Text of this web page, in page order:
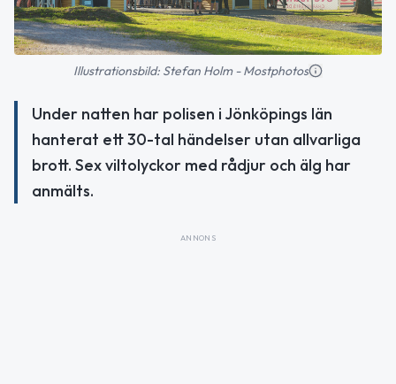
Illustrationsbild: Stefan Holm - Mostphotos
Under natten har polisen i Jönköpings län
hanterat ett 30-tal händelser utan allvarliga
brott. Sex viltolyckor med rådjur och älg har
anmälts.
ANNONS